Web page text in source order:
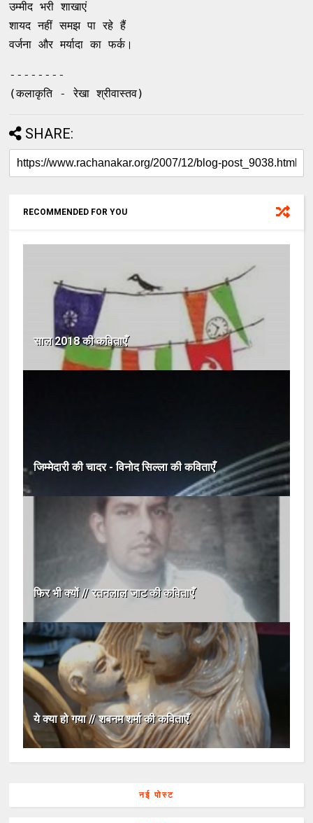
उम्मीद भरी शाखाएं
शायद नहीं समझ पा रहे हैं
वर्जना और मर्यादा का फर्क।
--------
(कलाकृति - रेखा श्रीवास्तव)
SHARE:
RECOMMENDED FOR YOU
साल 2018 की कविताएँ
जिम्मेदारी की चादर - विनोद सिल्ला की कविताएँ
फिर भी क्यों // रतनलाल जाट की कविताएँ
ये क्या हो गया // शबनम शर्मा की कविताएँ
नई पोस्ट